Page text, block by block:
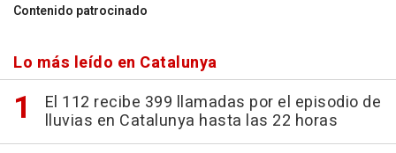
Contenido patrocinado
Lo más leído en Catalunya
El 112 recibe 399 llamadas por el episodio de
lluvias en Catalunya hasta las 22 horas